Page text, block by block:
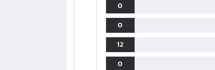
0
0
12
0